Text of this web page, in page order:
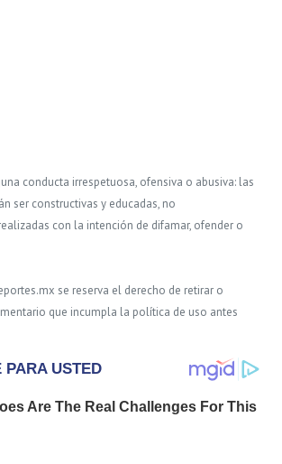
conducta irrespetuosa, ofensiva o abusiva: las
ser constructivas y educadas, no
con la intención de difamar, ofender o
se reserva el derecho de retirar o
que incumpla la política de uso antes